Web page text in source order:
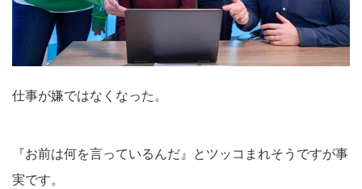
仕事が嫌ではなくなった。
『お前は何を言っているんだ』とツッコまれそうですが事
実です。